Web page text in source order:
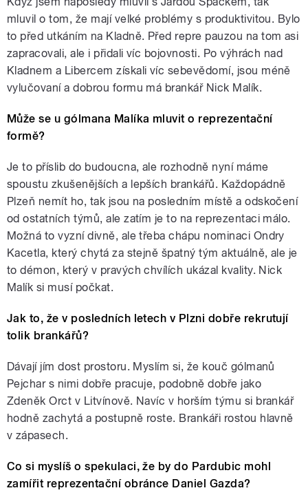
mluvil o tom, že mají velké problémy s produktivitou. Bylo
to před utkáním na Kladně. Před repre pauzou na tom asi
zapracovali, ale i přidali víc bojovnosti. Po výhrách nad
Kladnem a Libercem získali víc sebevědomí, jsou méně
vylučovaní a dobrou formu má brankář Nick Malík.
Může se u gólmana Malíka mluvit o reprezentační
formě?
Je to příslib do budoucna, ale rozhodně nyní máme
spoustu zkušenějších a lepších brankářů. Každopádně
Plzeň nemít ho, tak jsou na posledním místě a odskočení
od ostatních týmů, ale zatím je to na reprezentaci málo.
Možná to vyzní divně, ale třeba chápu nominaci Ondry
Kacetla, který chytá za stejně špatný tým aktuálně, ale je
to démon, který v pravých chvílích ukázal kvality. Nick
Malík si musí počkat.
Jak to, že v posledních letech v Plzni dobře rekrutují
tolik brankářů?
Dávají jím dost prostoru. Myslím si, že kouč gólmanů
Pejchar s nimi dobře pracuje, podobně dobře jako
Zdeněk Orct v Litvínově. Navíc v horším týmu si brankář
hodně zachytá a postupně roste. Brankáři rostou hlavně
v zápasech.
Co si myslíš o spekulaci, že by do Pardubic mohl
zamířit reprezentační obránce Daniel Gazda?